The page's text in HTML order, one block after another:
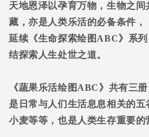
天地恩泽以孕育万物，生物之
藏，亦是人类乐活的必备条件，
延续《生命探索绘图 ABC》系
结探索人生处世之道。
《蔬果乐活绘图 ABC》共有三册
是日常与人们生活息息相关的五
小麦等等，也是人类生存重要的